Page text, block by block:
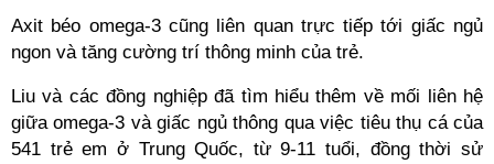
Axit béo omega-3 cũng liên quan trực tiếp tới giấc ngủ
ngon và tăng cường trí thông minh của trẻ.
Liu và các đồng nghiệp đã tìm hiểu thêm về mối liên hệ
giữa omega-3 và giấc ngủ thông qua việc tiêu thụ cá của
541 trẻ em ở Trung Quốc, từ 9-11 tuổi, đồng thời sử